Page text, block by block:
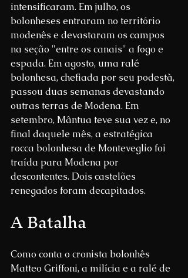
intensificaram. Em julho, os
bolonheses entraram no território
modenês e devastaram os campos
na seção "entre os canais" a fogo e
espada. Em agosto, uma ralé
bolonhesa, chefiada por seu podestà,
passou duas semanas devastando
outras terras de Modena. Em
setembro, Mântua teve sua vez e, no
final daquele mês, a estratégica
rocca bolonhesa de Monteveglio foi
traída para Modena por
descontentes. Dois castelões
renegados foram decapitados.
A Batalha
Como conta o cronista bolonhês
Matteo Griffoni, a milícia e a ralé de